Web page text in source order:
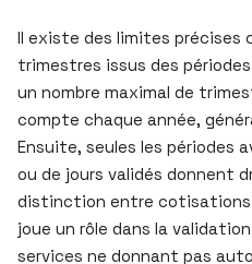
Il existe des limites précises
trimestres issus des
un nombre maximal de
compte chaque année,
Ensuite, seules les périodes
ou de jours validés donnent
distinction entre
joue un rôle dans la
services ne donnant pas